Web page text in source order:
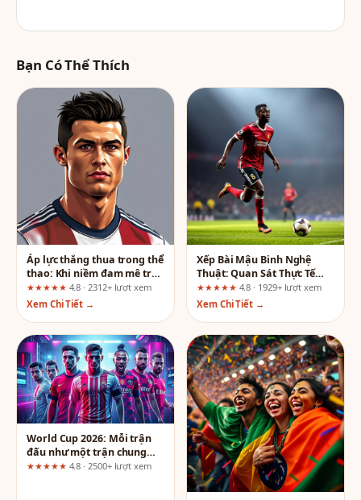
Bạn Có Thể Thích
Áp lực thắng thua trong thể
thao: Khi niềm đam mê trở
thành gánh nặng
★★★★★ 4.8 · 2312+ lượt xem
Xem Chi Tiết →
Xếp Bài Mậu Binh Nghệ
Thuật: Quan Sát Thực Tế
Cho Người Mới Tại Ball88
★★★★★ 4.8 · 1929+ lượt xem
Xem Chi Tiết →
World Cup 2026: Mỗi trận
đấu như một trận chung
kết
★★★★★ 4.8 · 2500+ lượt xem